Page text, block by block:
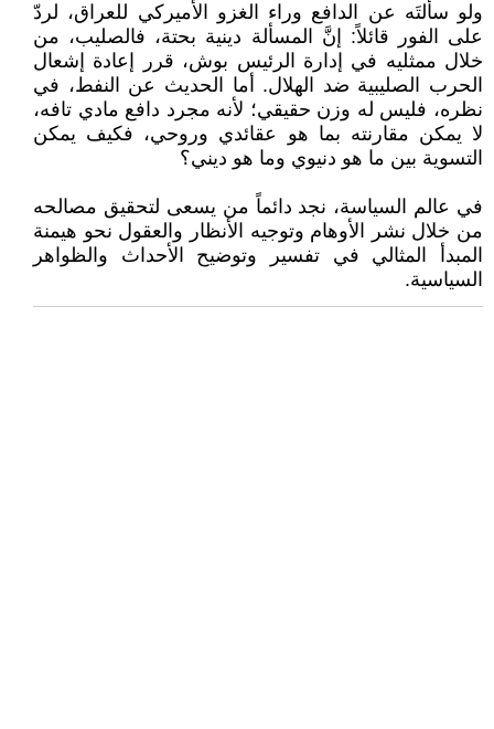
ولو سألتَه عن الدافع وراء الغزو الأميركي للعراق، لردّ
على الفور قائلاً: إنَّ المسألة دينية بحتة، فالصليب، من
خلال ممثليه في إدارة الرئيس بوش، قرر إعادة إشعال
الحرب الصليبية ضد الهلال. أما الحديث عن النفط، في
نظره، فليس له وزن حقيقي؛ لأنه مجرد دافع مادي تافه،
لا يمكن مقارنته بما هو عقائدي وروحي، فكيف يمكن
التسوية بين ما هو دنيوي وما هو ديني؟
في عالم السياسة، نجد دائماً من يسعى لتحقيق مصالحه
من خلال نشر الأوهام وتوجيه الأنظار والعقول نحو هيمنة
المبدأ المثالي في تفسير وتوضيح الأحداث والظواهر
السياسية.